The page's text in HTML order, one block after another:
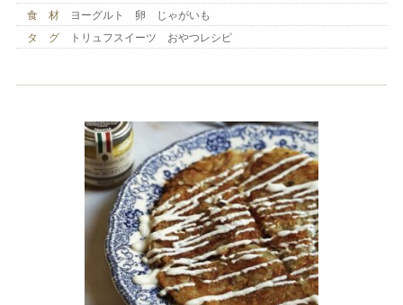
食 材
ヨーグルト 卵 じゃがいも
タ グ
トリュフスイーツ おやつレシピ